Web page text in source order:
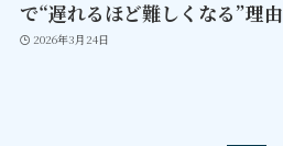
で“遅れるほど難しくなる”理由
2026年3月24日